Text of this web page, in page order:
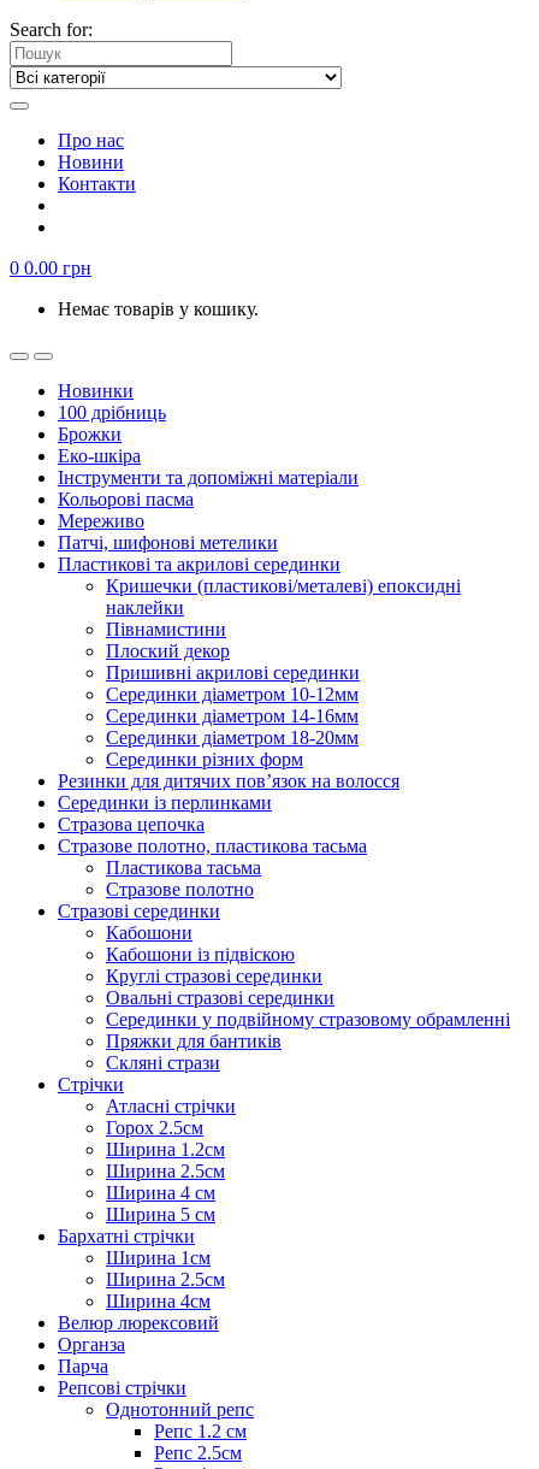
Search for:
Про нас
Новини
Контакти
0 0.00 грн
Немає товарів у кошику.
Новинки
100 дрібниць
Брожки
Еко-шкіра
Інструменти та допоміжні матеріали
Кольорові пасма
Мереживо
Патчі, шифонові метелики
Пластикові та акрилові серединки
Кришечки (пластикові/металеві) епоксидні
наклейки
Півнамистини
Плоский декор
Пришивні акрилові серединки
Серединки діаметром 10-12мм
Серединки діаметром 14-16мм
Серединки діаметром 18-20мм
Серединки різних форм
Резинки для дитячих пов’язок на волосся
Серединки із перлинками
Стразова цепочка
Стразове полотно, пластикова тасьма
Пластикова тасьма
Стразове полотно
Стразові серединки
Кабошони
Кабошони із підвіскою
Круглі стразові серединки
Овальні стразові серединки
Серединки у подвійному стразовому обрамленні
Пряжки для бантиків
Скляні стрази
Стрічки
Атласні стрічки
Горох 2.5см
Ширина 1.2см
Ширина 2.5см
Ширина 4 см
Ширина 5 см
Бархатні стрічки
Ширина 1см
Ширина 2.5см
Ширина 4см
Велюр люрексовий
Органза
Парча
Репсові стрічки
Однотонний репс
Репс 1.2 см
Репс 2.5см